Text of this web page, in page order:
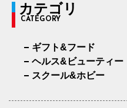
カテゴリ
CATEGORY
ギフト&フード
ヘルス&ビューティー
スクール&ホビー